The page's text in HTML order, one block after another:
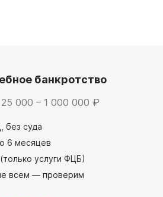
банкротство
000 – 1 000 000 ₽
без суда
6 месяцев
услуги ФЦБ)
всем — проверим